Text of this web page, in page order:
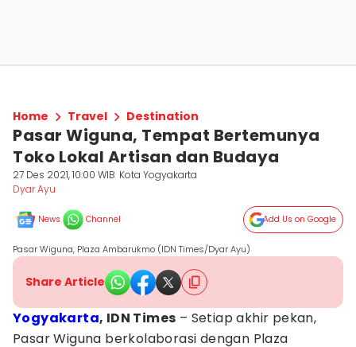
Home Travel Destination
Pasar Wiguna, Tempat Bertemunya
Toko Lokal Artisan dan Budaya
27 Des 2021, 10:00 WIB Kota Yogyakarta
Dyar Ayu
News Channel Add Us on Google
Pasar Wiguna, Plaza Ambarukmo (IDN Times/Dyar Ayu)
Share Article
Yogyakarta, IDN Times – Setiap akhir pekan,
Pasar Wiguna berkolaborasi dengan Plaza